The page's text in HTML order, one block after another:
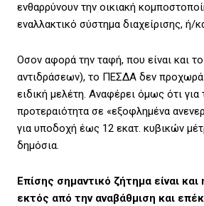
ενθαρρύνουν την οικιακή
εναλλακτικό σύστημα διαχείρισης,
Οσον αφορά την ταφή, που είναι και
αντιδράσεων), το ΠΕΣΔΑ δεν
ειδική μελέτη. Αναφέρει όμως ότι
προτεραιότητα σε «εξοφλημένα
για υποδοχή έως 12 εκατ. κυβικών
δημόσια.
Επίσης σημαντικό ζήτημα είναι
εκτός από την αναβάθμιση και